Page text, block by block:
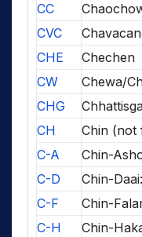
CC
CVC
CHE
Chechen
CW
Chewa/
CHG
CH
Chin (not
C-A
Chin-
C-D
Chin-Daai:
C-F
Chin-
C-H
Chin-